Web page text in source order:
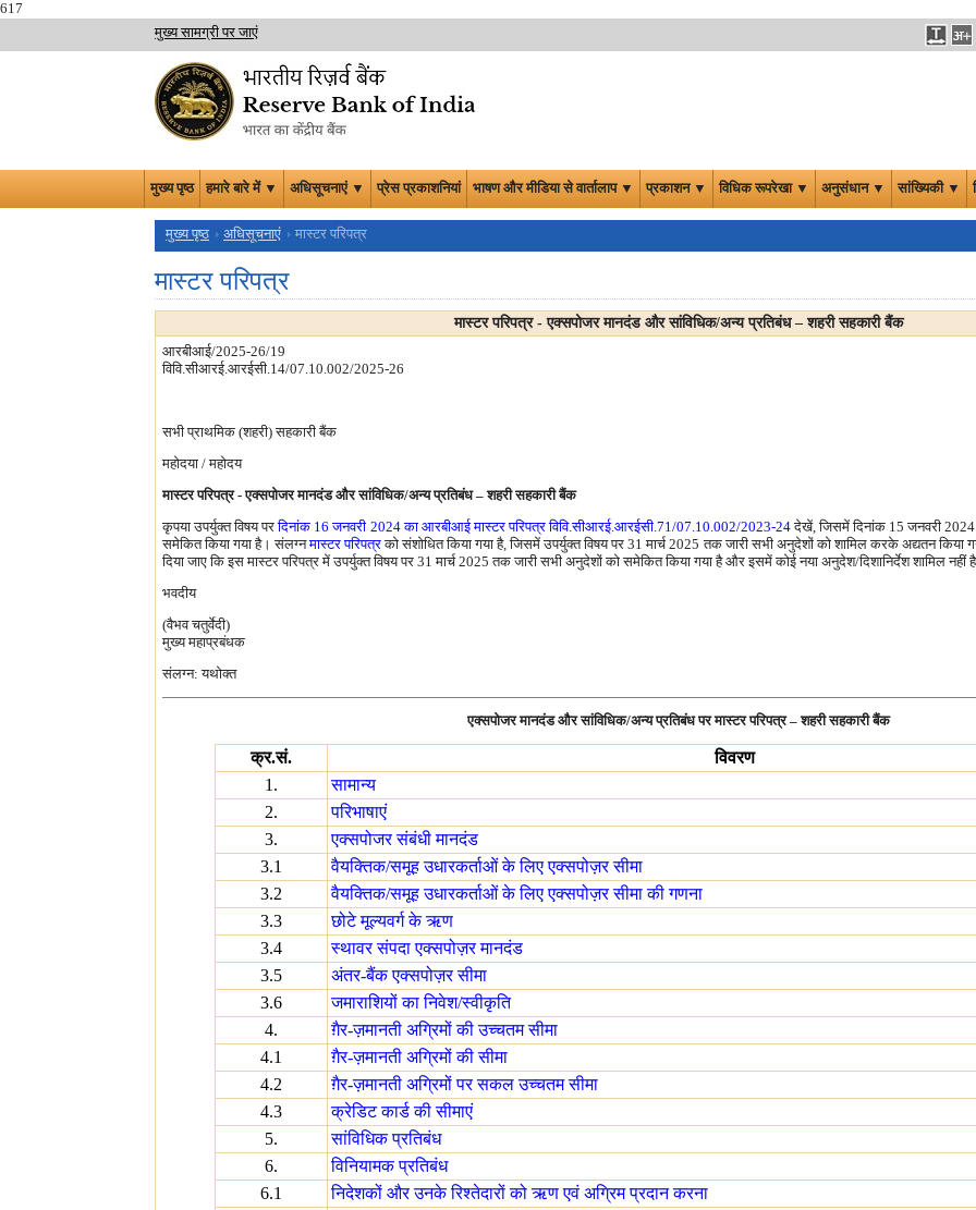
617
मुख्य सामग्री पर जाएं
मुख्य पृष्ठ हमारे बारे में ▼ अधिसूचनाएं ▼ प्रेस प्रकाशनियां भाषण और मीडिया से वार्तालाप ▼ प्रकाशन ▼ विधिक रूपरेखा ▼ अनुसंधान ▼ सांख्यिकी ▼
मुख्य पृष्ठ अधिसूचनाएं मास्टर परिपत्र
मास्टर परिपत्र
मास्टर परिपत्र - एक्सपोजर मानदंड और सांविधिक/अन्य प्रतिबंध – शहरी सहकारी बैंक
आरबीआई/2025-26/19
विवि.सीआरई.आरईसी.14/07.10.002/2025-26
सभी प्राथमिक (शहरी) सहकारी बैंक
महोदया / महोदय
मास्टर परिपत्र - एक्सपोजर मानदंड और सांविधिक/अन्य प्रतिबंध – शहरी सहकारी बैंक
कृपया उपर्युक्त विषय परदिनांक 16 जनवरी 2024 का आरबीआई मास्टर परिपत्र विवि.सीआरई.आरईसी.71/07.10.002/2023-24देखें, जिसमें दिनांक 15 जनवरी 2024
समेकित किया गया है। संलग्नमास्टर परिपत्रको संशोधित किया गया है, जिसमें उपर्युक्त विषय पर 31 मार्च 2025 तक जारी सभी अनुदेशों को शामिल करके अद्यतन किया
दिया जाए कि इस मास्टर परिपत्र में उपर्युक्त विषय पर 31 मार्च 2025 तक जारी सभी अनुदेशों को समेकित किया गया है और इसमें कोई नया अनुदेश/दिशानिर्देश शामिल नहीं
भवदीय
(वैभव चतुर्वेदी)
मुख्य महाप्रबंधक
संलग्न: यथोक्त
एक्सपोजर मानदंड और सांविधिक/अन्य प्रतिबंध पर मास्टर परिपत्र – शहरी सहकारी बैंक
क्र.सं.
विवरण
1.
सामान्य
2.
परिभाषाएं
3.
एक्सपोजर संबंधी मानदंड
3.1
वैयक्तिक/समूह उधारकर्ताओं के लिए एक्सपोज़र सीमा
3.2
वैयक्तिक/समूह उधारकर्ताओं के लिए एक्सपोज़र सीमा की गणना
3.3
छोटे मूल्यवर्ग के ऋण
3.4
स्थावर संपदा एक्‍सपोज़र मानदंड
3.5
अंतर-बैंक एक्‍सपोज़र सीमा
3.6
जमाराशियों का निवेश/स्वीकृति
4.
ग़ैर-ज़मानती अग्रिमों की उच्चतम सीमा
4.1
ग़ैर-ज़मानती अग्रिमों की सीमा
4.2
ग़ैर-ज़मानती अग्रिमों पर सकल उच्चतम सीमा
4.3
क्रेडिट कार्ड की सीमाएं
5.
सांविधिक प्रतिबंध
6.
विनियामक प्रतिबंध
6.1
निदेशकों और उनके रिश्तेदारों को ऋण एवं अग्रिम प्रदान करना